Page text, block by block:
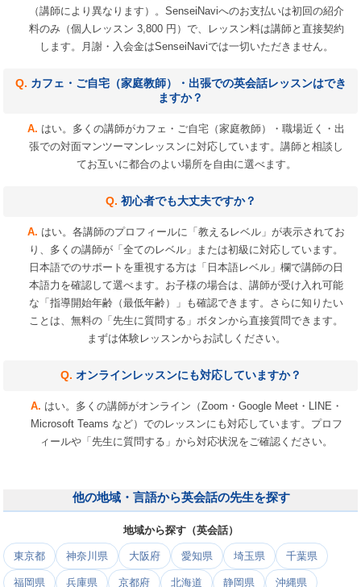
（講師により異なります）。SenseiNaviへのお支払いは初回の紹介
料のみ（個人レッスン 3,800 円）で、レッスン料は講師と直接契約
します。月謝・入会金はSenseiNaviでは一切いただきません。
カフェ・ご自宅（家庭教師）・出張での英会話レッスンはでき
ますか？
はい。多くの講師がカフェ・ご自宅（家庭教師）・職場近く・出
張での対面マンツーマンレッスンに対応しています。講師と相談し
てお互いに都合のよい場所を自由に選べます。
初心者でも大丈夫ですか？
はい。各講師のプロフィールに「教えるレベル」が表示されてお
り、多くの講師が「全てのレベル」または初級に対応しています。
日本語でのサポートを重視する方は「日本語レベル」欄で講師の日
本語力を確認して選べます。お子様の場合は、講師が受け入れ可能
な「指導開始年齢（最低年齢）」も確認できます。さらに知りたい
ことは、無料の「先生に質問する」ボタンから直接質問できます。
まずは体験レッスンからお試しください。
オンラインレッスンにも対応していますか？
はい。多くの講師がオンライン（Zoom・Google Meet・LINE・
Microsoft Teams など）でのレッスンにも対応しています。プロフ
ィールや「先生に質問する」から対応状況をご確認ください。
他の地域・言語から英会話の先生を探す
地域から探す（英会話）
東京都 神奈川県 大阪府 愛知県 埼玉県 千葉県
福岡県 兵庫県 京都府 北海道 静岡県 沖縄県